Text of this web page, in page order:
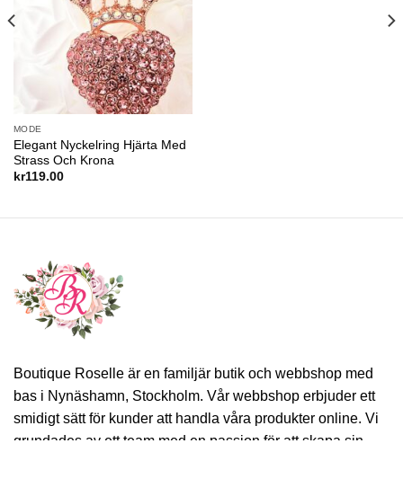
MODE
Elegant Nyckelring Hjärta Med
Strass Och Krona
kr119.00
Boutique Roselle är en familjär butik och webbshop med
bas i Nynäshamn, Stockholm. Vår webbshop erbjuder ett
smidigt sätt för kunder att handla våra produkter online. Vi
grundades av ett team med en passion för att skapa sin